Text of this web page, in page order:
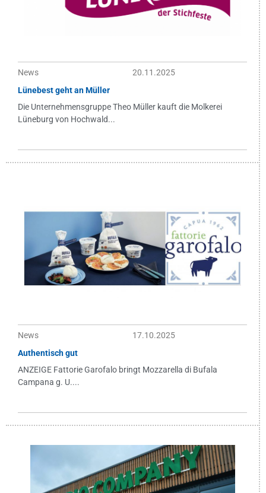
News
20.11.2025
Lünebest geht an Müller
Die Unternehmensgruppe Theo Müller kauft die Molkerei
Lüneburg von Hochwald...
News
17.10.2025
Authentisch gut
ANZEIGE Fattorie Garofalo bringt Mozzarella di Bufala
Campana g. U....